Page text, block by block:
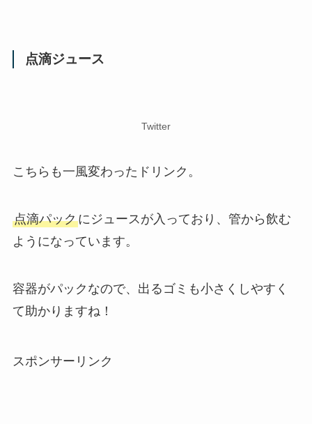
点滴ジュース
Twitter
こちらも一風変わったドリンク。
点滴パックにジュースが入っており、管から飲む
ようになっています。
容器がパックなので、出るゴミも小さくしやすく
て助かりますね！
スポンサーリンク